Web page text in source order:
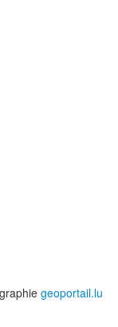
geoportail.lu